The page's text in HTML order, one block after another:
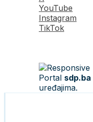
YouTube
Instagram
TikTok
Portal sdp.ba
uređajima.